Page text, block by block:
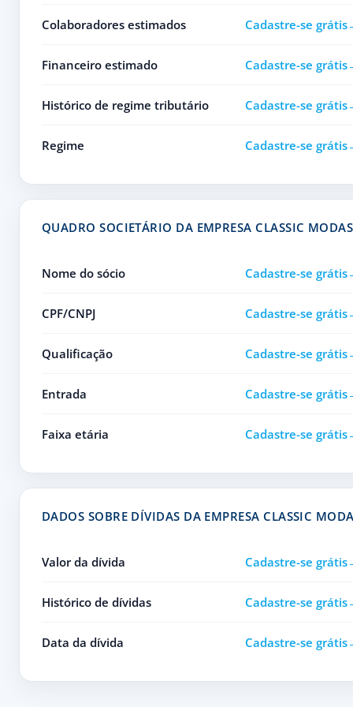
Colaboradores estimados Cadastre-se grátis
Financeiro estimado Cadastre-se grátis
Histórico de regime tributário Cadastre-se grátis
Regime Cadastre-se grátis
QUADRO SOCIETÁRIO DA EMPRESA CLASSIC MODAS
Nome do sócio Cadastre-se grátis
CPF/CNPJ Cadastre-se grátis
Qualificação Cadastre-se grátis
Entrada Cadastre-se grátis
Faixa etária Cadastre-se grátis
DADOS SOBRE DÍVIDAS DA EMPRESA CLASSIC
Valor da dívida Cadastre-se grátis
Histórico de dívidas Cadastre-se grátis
Data da dívida Cadastre-se grátis